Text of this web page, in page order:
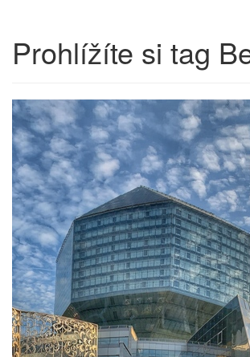
Prohlížíte si tag